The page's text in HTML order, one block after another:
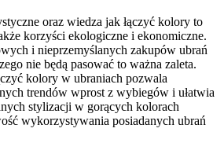
oraz wiedza jak łączyć kolory to
korzyści ekologiczne i ekonomiczne.
i nieprzemyślanych zakupów ubrań
nie będą pasować to ważna zaleta.
kolory w ubraniach pozwala
trendów wprost z wybiegów i ułatwia
stylizacji w gorących kolorach
wykorzystywania posiadanych ubrań